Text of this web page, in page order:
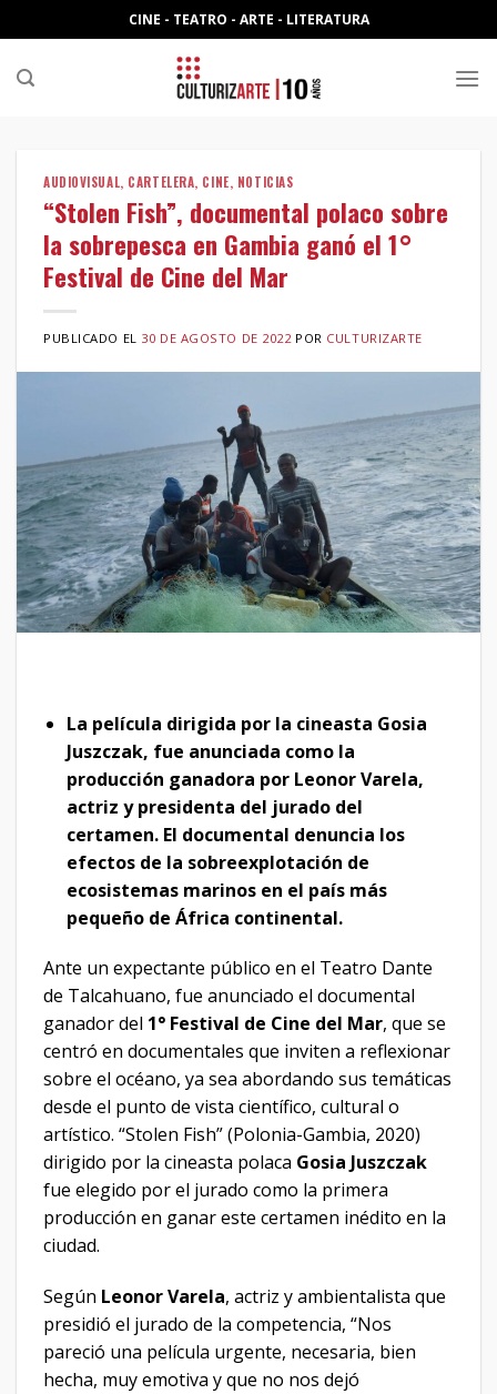
to
content
CINE - TEATRO - ARTE - LITERATURA
AUDIOVISUAL, CARTELERA, CINE, NOTICIAS
“Stolen Fish”, documental polaco sobre
la sobrepesca en Gambia ganó el 1°
Festival de Cine del Mar
PUBLICADO EL 30 DE AGOSTO DE 2022 POR CULTURIZARTE
La película dirigida por la cineasta Gosia
Juszczak, fue anunciada como la
producción ganadora por Leonor Varela,
actriz y presidenta del jurado del
certamen. El documental denuncia los
efectos de la sobreexplotación de
ecosistemas marinos en el país más
pequeño de África continental.
Ante un expectante público en el Teatro Dante
de Talcahuano, fue anunciado el documental
ganador del 1° Festival de Cine del Mar, que se
centró en documentales que inviten a reflexionar
sobre el océano, ya sea abordando sus temáticas
desde el punto de vista científico, cultural o
artístico. “Stolen Fish” (Polonia-Gambia, 2020)
dirigido por la cineasta polaca Gosia Juszczak
fue elegido por el jurado como la primera
producción en ganar este certamen inédito en la
ciudad.
Según Leonor Varela, actriz y ambientalista que
presidió el jurado de la competencia, “Nos
pareció una película urgente, necesaria, bien
hecha, muy emotiva y que no nos dejó